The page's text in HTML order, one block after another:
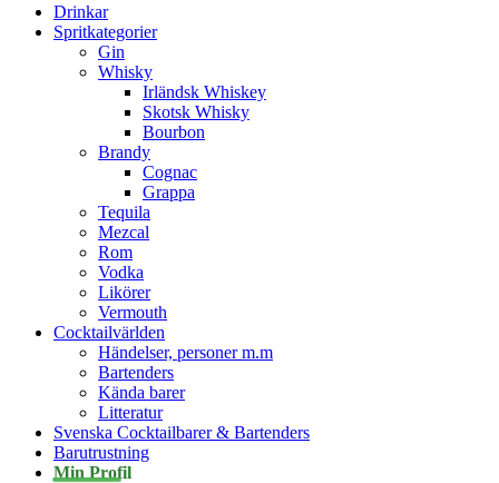
Drinkar
Spritkategorier
Gin
Whisky
Irländsk Whiskey
Skotsk Whisky
Bourbon
Brandy
Cognac
Grappa
Tequila
Mezcal
Rom
Vodka
Likörer
Vermouth
Cocktailvärlden
Händelser, personer m.m
Bartenders
Kända barer
Litteratur
Svenska Cocktailbarer & Bartenders
Barutrustning
Min Profil